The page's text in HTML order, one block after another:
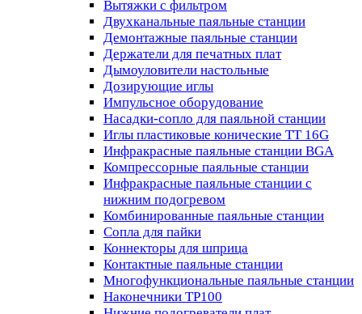
Вытяжки с фильтром
Двухканальные паяльные станции
Демонтажные паяльные станции
Держатели для печатных плат
Дымоуловители настольные
Дозирующие иглы
Импульсное оборудование
Насадки-сопло для паяльной станции
Иглы пластиковые конические TT 16G
Инфракрасные паяльные станции BGA
Компрессорные паяльные станции
Инфракрасные паяльные станции с
нижним подогревом
Комбинированные паяльные станции
Сопла для пайки
Коннекторы для шприца
Контактные паяльные станции
Многофункциональные паяльные станции
Наконечники TP100